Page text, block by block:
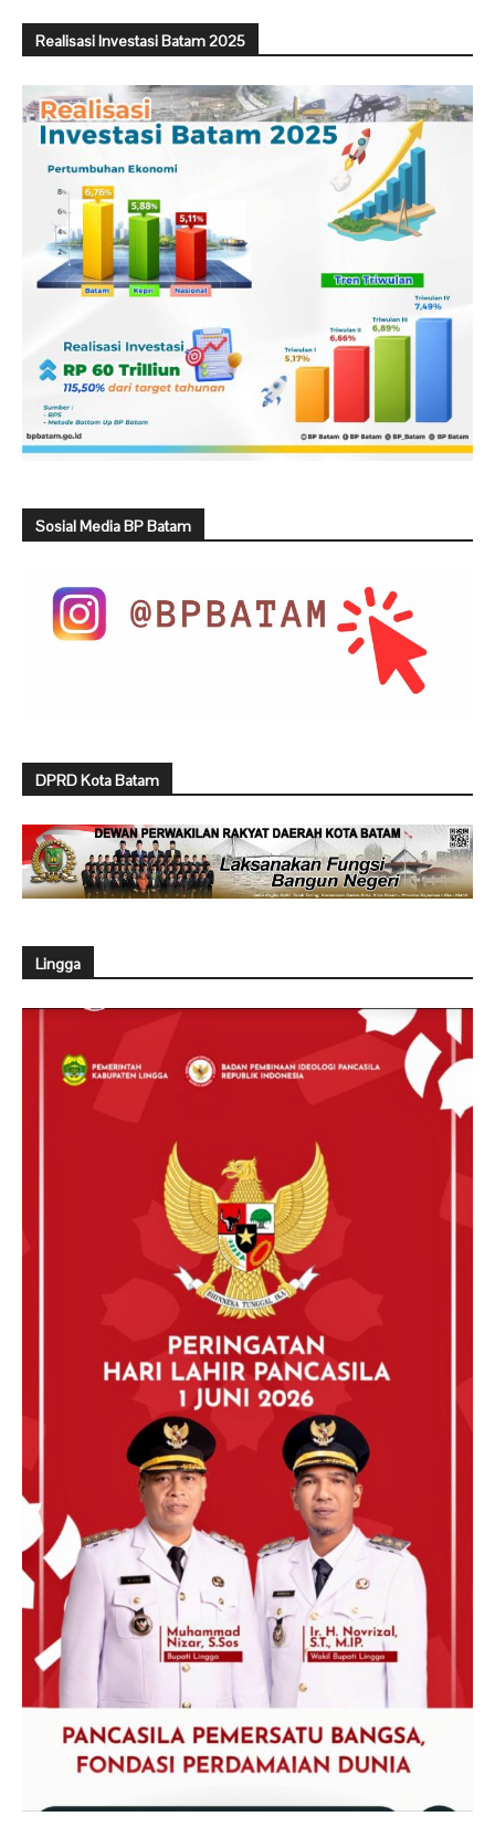
Realisasi Investasi Batam 2025
Sosial Media BP Batam
DPRD Kota Batam
Lingga